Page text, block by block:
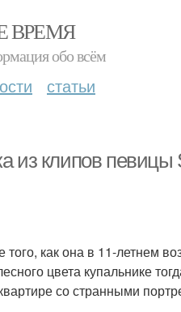
ВРЕМЯ
обо всём
статьи
из клипов
как она в 11-летнем
цвета купальнике
со странными